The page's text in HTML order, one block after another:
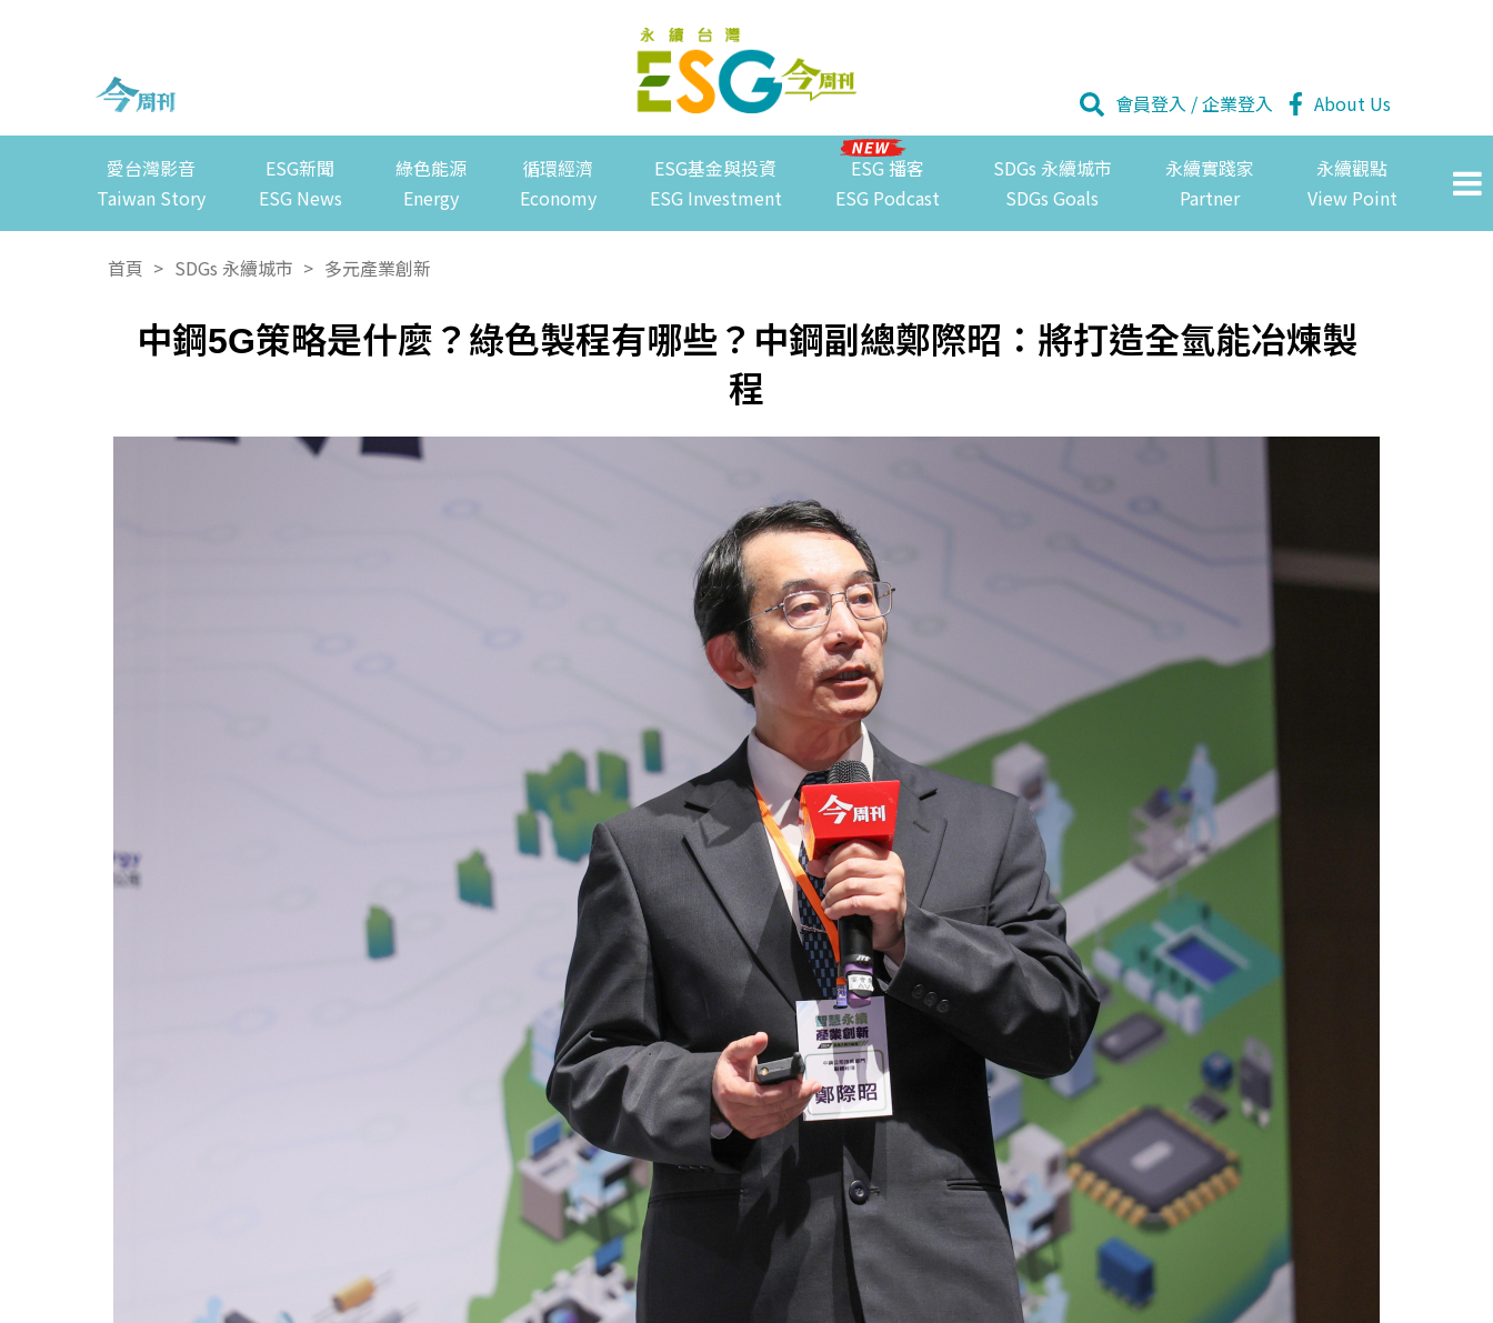
會員登入 /企業登入 About Us
愛台灣影音
Taiwan Story
ESG新聞
ESG News
綠色能源
Energy
循環經濟
Economy
ESG基金與投資
ESG Investment
ESG 播客
ESG Podcast
SDGs 永續城市
SDGs Goals
永續實踐家
Partner
永續觀點
View Point
首頁 > SDGs 永續城市 > 多元產業創新
中鋼5G策略是什麼？綠色製程有哪些？中鋼副總鄭際昭：將打造全氫能冶煉製
程